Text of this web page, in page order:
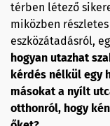
térben létező
miközben
eszközátadásról,
hogyan utazhat
kérdés nélkül egy
másokat a nyílt
otthonról, hogy